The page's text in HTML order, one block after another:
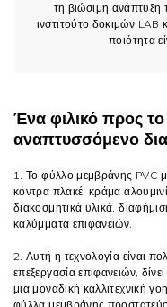
τη βιώσιμη
ινστιτούτο δοκιμών LAB
ποιότητα
Ένα φιλικό προς
αναπτυσσόμενο
1. Το φύλλο μεμβράνης PVC
κόντρα πλακέ, κράμα
διακοσμητικά υλικά,
καλύμματα επιφανειών.
2. Αυτή η τεχνολογία είναι
επεξεργασία επιφανειών,
μια μοναδική καλλιτεχνική